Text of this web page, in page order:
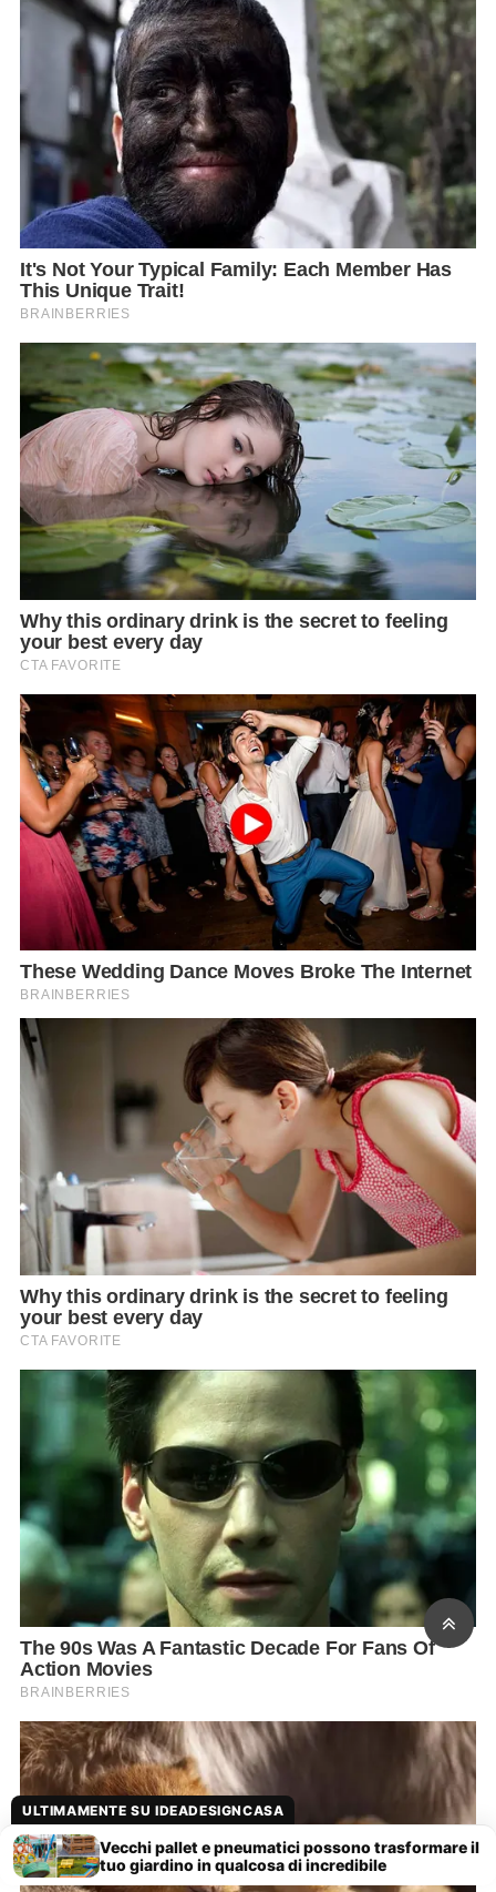
ULTIMAMENTE SU IDEADESIGNCASA
Vecchi pallet e pneumatici possono trasformare il
tuo giardino in qualcosa di incredibile